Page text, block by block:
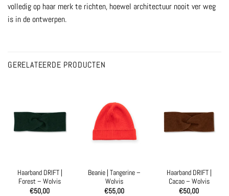
volledig op haar merk te richten, hoewel architectuur nooit ver weg
is in de ontwerpen.
GERELATEERDE PRODUCTEN
Haarband DRIFT |
Forest – Wolvis
€50,00
Beanie | Tangerine –
Wolvis
€55,00
Haarband DRIFT |
Cacao – Wolvis
€50,00